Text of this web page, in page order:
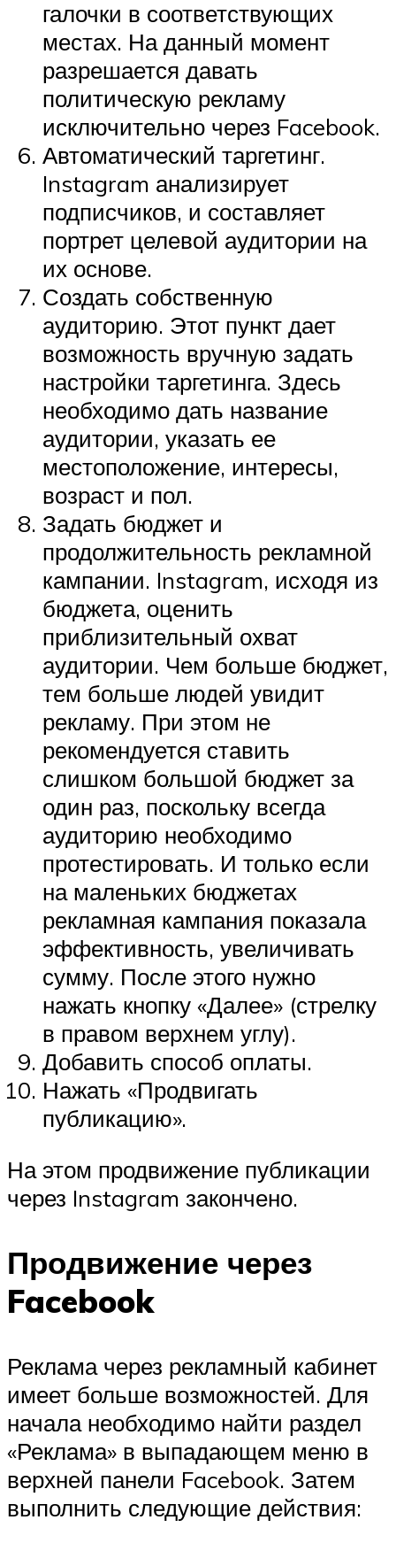
галочки в соответствующих
местах. На данный момент
разрешается давать
политическую рекламу
исключительно через Facebook.
Автоматический таргетинг.
Instagram анализирует
подписчиков, и составляет
портрет целевой аудитории на
их основе.
Создать собственную
аудиторию. Этот пункт дает
возможность вручную задать
настройки таргетинга. Здесь
необходимо дать название
аудитории, указать ее
местоположение, интересы,
возраст и пол.
Задать бюджет и
продолжительность рекламной
кампании. Instagram, исходя из
бюджета, оценить
приблизительный охват
аудитории. Чем больше бюджет,
тем больше людей увидит
рекламу. При этом не
рекомендуется ставить
слишком большой бюджет за
один раз, поскольку всегда
аудиторию необходимо
протестировать. И только если
на маленьких бюджетах
рекламная кампания показала
эффективность, увеличивать
сумму. После этого нужно
нажать кнопку «Далее» (стрелку
в правом верхнем углу).
Добавить способ оплаты.
Нажать «Продвигать
публикацию».
На этом продвижение публикации
через Instagram закончено.
Продвижение через
Facebook
Реклама через рекламный кабинет
имеет больше возможностей. Для
начала необходимо найти раздел
«Реклама» в выпадающем меню в
верхней панели Facebook. Затем
выполнить следующие действия: